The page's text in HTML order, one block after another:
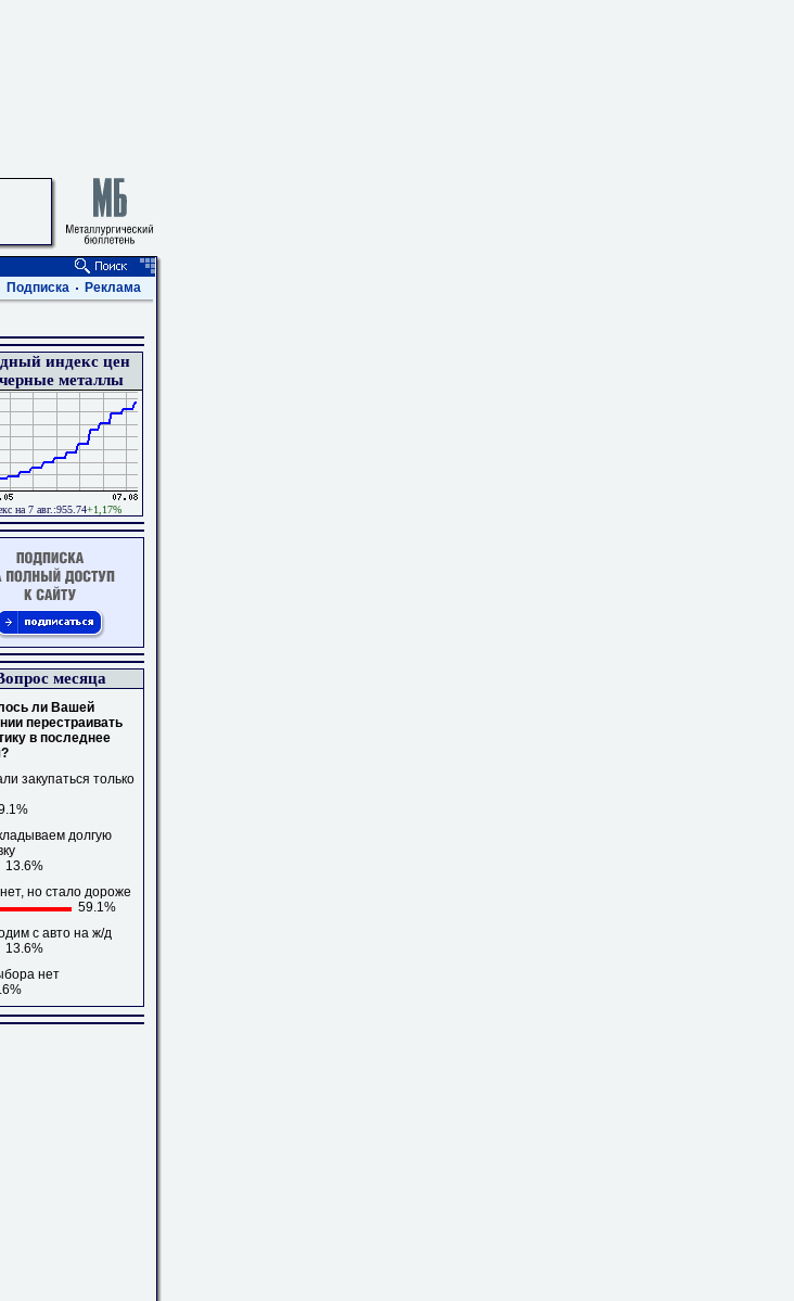
Подписка Реклама
индекс цен
металлы
на 7 авг.:955.74+1,17%
месяца
ли Вашей
перестраивать
в последнее
закупаться только
долгую
13.6%
но стало дороже
59.1%
с авто на ж/д
13.6%
нет